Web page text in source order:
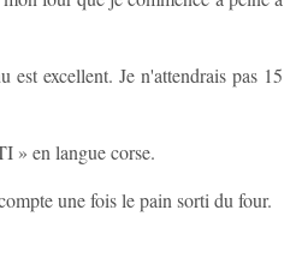
est excellent. Je n'attendrais pas 15
» en langue corse.
une fois le pain sorti du four.